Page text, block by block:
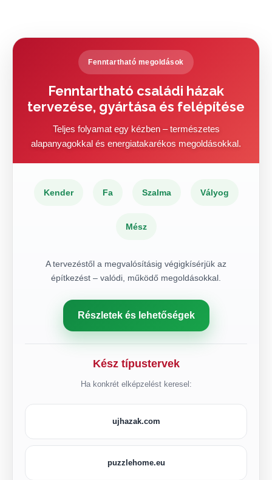
Fenntartható megoldások
Fenntartható családi házak
tervezése, gyártása és felépítése
Teljes folyamat egy kézben – természetes
alapanyagokkal és energiatakarékos megoldásokkal.
Kender Fa Szalma Vályog
Mész
A tervezéstől a megvalósításig végigkísérjük az
építkezést – valódi, működő megoldásokkal.
Részletek és lehetőségek
Kész típustervek
Ha konkrét elképzelést keresel:
ujhazak.com
puzzlehome.eu